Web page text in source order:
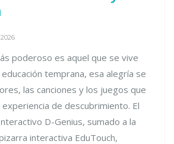
poderoso es aquel que se vive
educación temprana, esa alegría se
las canciones y los juegos que
experiencia de descubrimiento. El
D-Genius, sumado a la
interactiva EduTouch,